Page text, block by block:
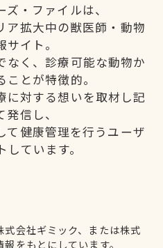
・ファイルは、
ア拡大中の獣医師・動物
イト。
なく、診療可能な動物か
とが特徴的。
に対する想いを取材し記
発信し、
て健康管理を行うユーザ
ています。
会社ギミック、または株式
をもとにしています。